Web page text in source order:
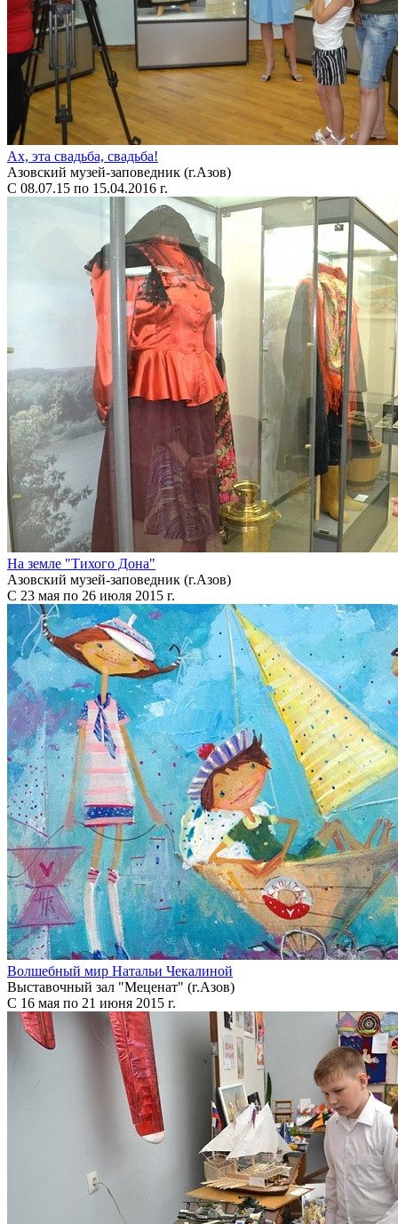
Ах, эта свадьба, свадьба!
Азовский музей-заповедник (г.Азов)
С 08.07.15 по 15.04.2016 г.
На земле "Тихого Дона"
Азовский музей-заповедник (г.Азов)
С 23 мая по 26 июля 2015 г.
Волшебный мир Натальи Чекалиной
Выставочный зал "Меценат" (г.Азов)
С 16 мая по 21 июня 2015 г.